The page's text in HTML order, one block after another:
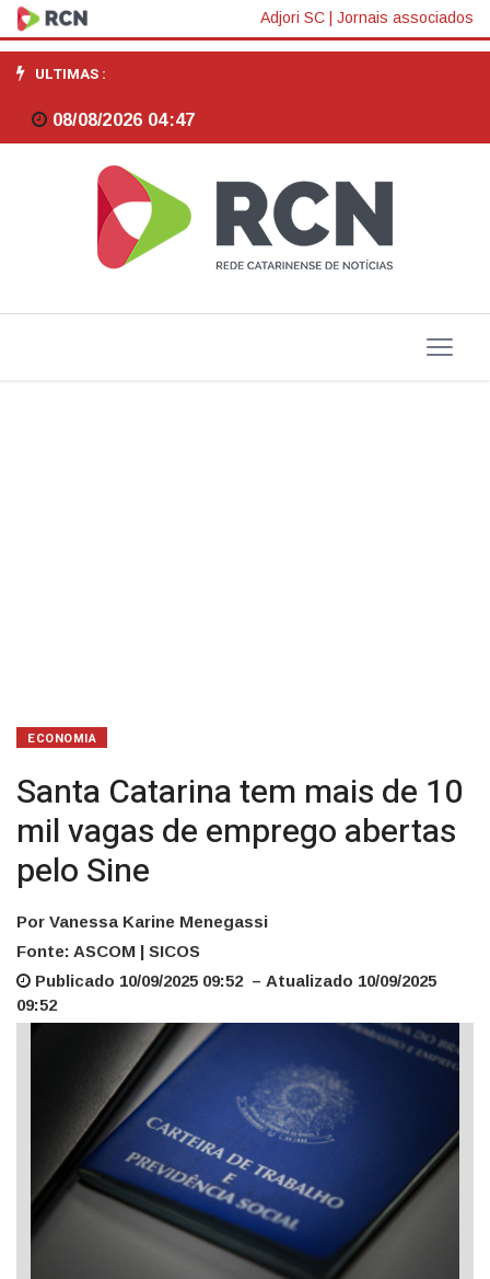
Santa
Catarina
tem
mil
Adjori SC Jornais associados
ULTIMAS :
08/08/2026 04:47
ECONOMIA
Santa Catarina tem mais de 10
mil vagas de emprego abertas
pelo Sine
Por Vanessa Karine Menegassi
Fonte: ASCOM | SICOS
Publicado 10/09/2025 09:52 – Atualizado 10/09/2025
09:52